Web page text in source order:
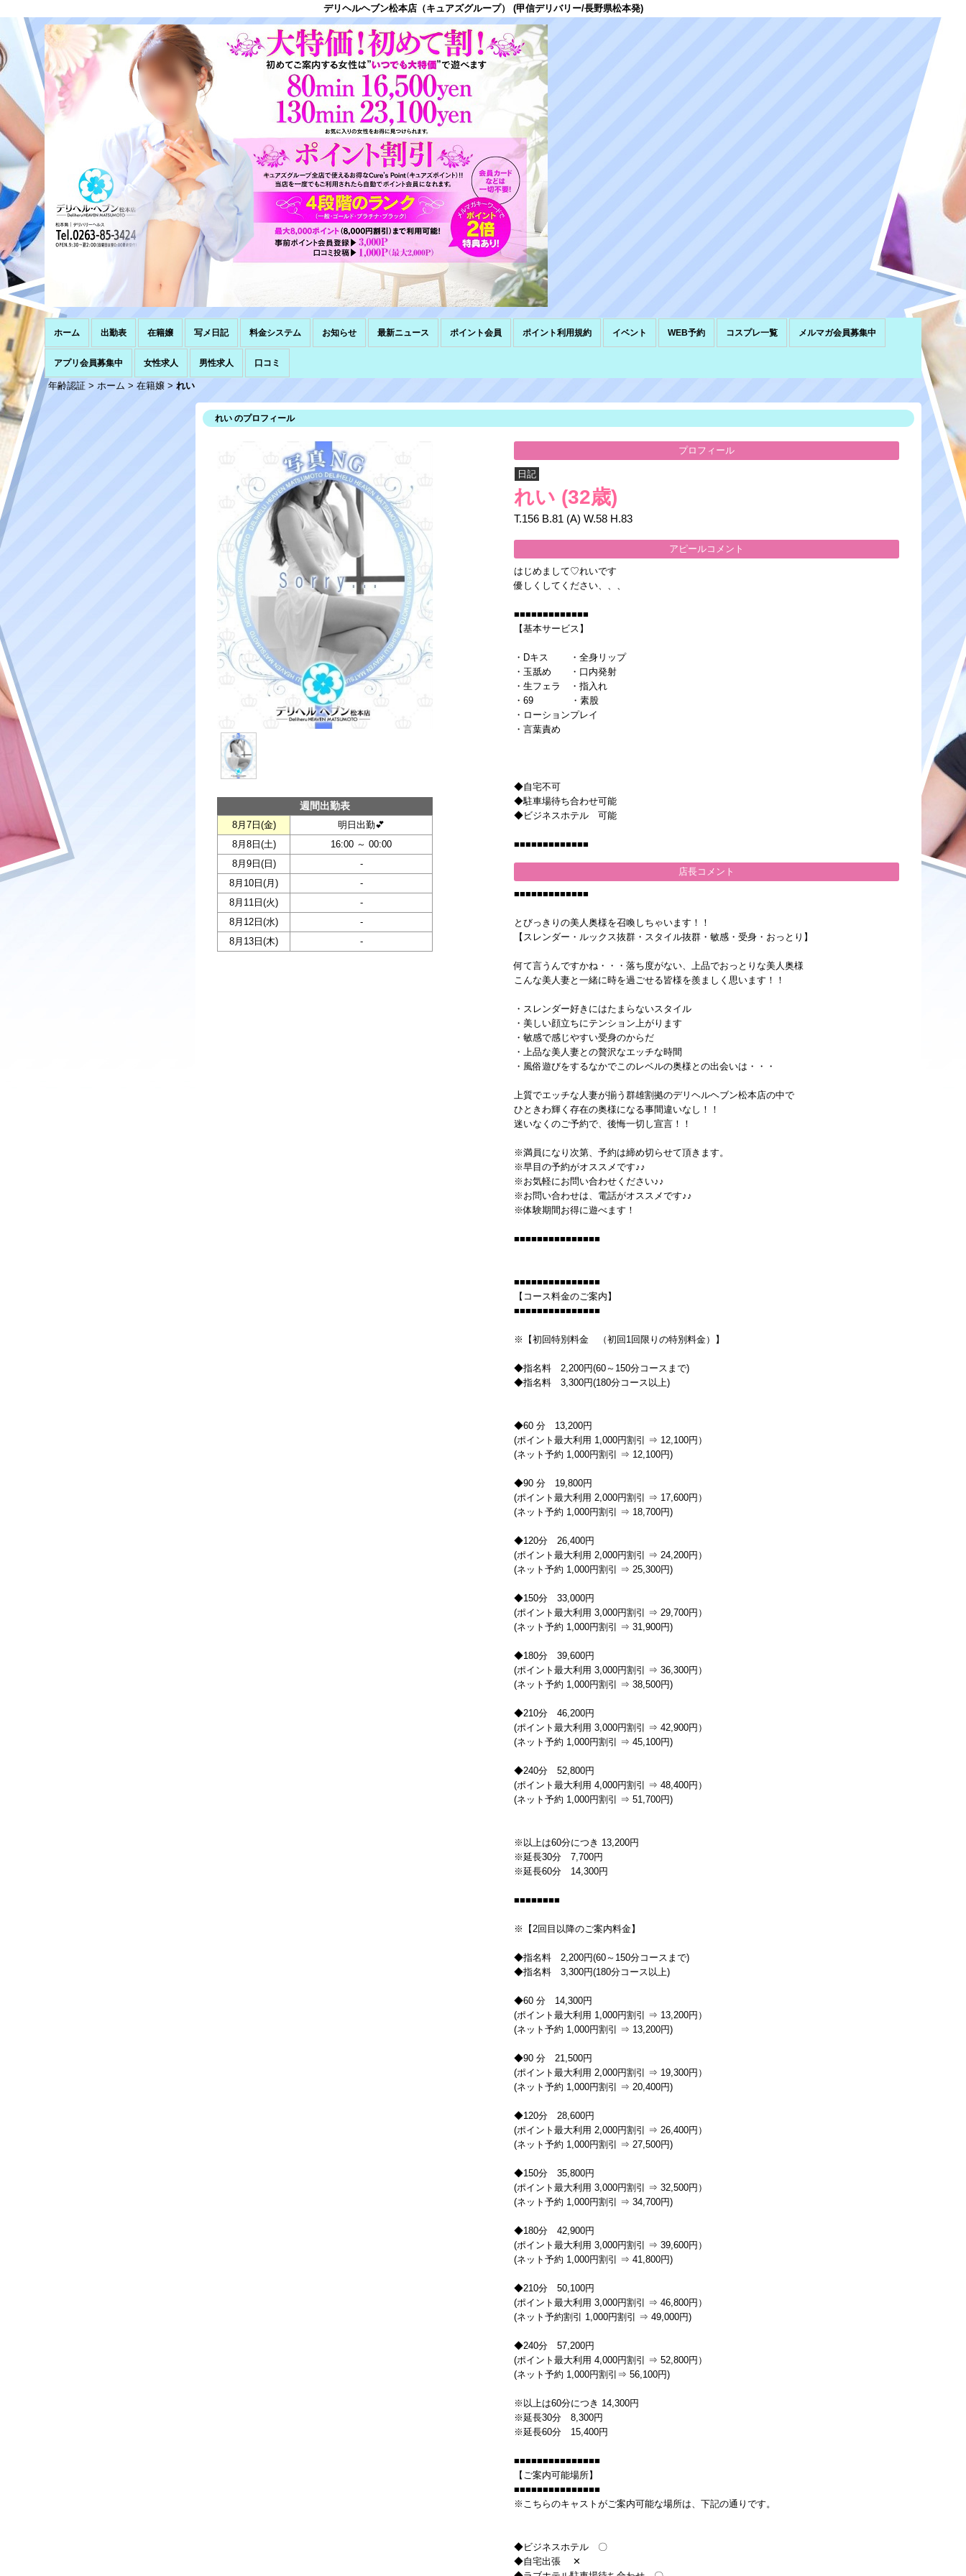
デリヘルヘブン松本店（キュアズグループ） (甲信デリバリー/長野県松本発)
ホーム 出勤表 在籍嬢 写メ日記 料金システム お知らせ 最新ニュース ポイント会員 ポイント利用規約 イベント WEB予約 コスプレ一覧 メルマガ会員募集中
アプリ会員募集中 女性求人 男性求人 口コミ
年齢認証 > ホーム > 在籍嬢 > れい
れい のプロフィール
週間出勤表
8月7日(金)
明日出勤💕
8月8日(土)
16:00 ～ 00:00
8月9日(日 )
-
8月10日(月 )
-
8月11日(火)
-
8月12日(水)
-
8月13日(木) -
プロフィール
日記
れい (32歳)
T.156 B.81 (A) W.58 H.83
アピールコメント
はじめまして♡れいです
優しくしてください、、、
■■■■■■■■■■■■■
【基本サービス】
・Dキス ・全身リップ
・玉舐め ・口内発射
・生フェラ ・指入れ
・69 ・素股
・ローションプレイ
・言葉責め
◆自宅不可
◆駐車場待ち合わせ可能
◆ビジネスホテル 可能
■■■■■■■■■■■■■
店長コメント
■■■■■■■■■■■■■
とびっきりの美人奥様を召喚しちゃいます！！
【スレンダー・ルックス抜群・スタイル抜群・敏感・受身・おっとり】
何て言うんですかね・・・落ち度がない、上品でおっとりな美人奥様
こんな美人妻と一緒に時を過ごせる皆様を羨ましく思います！！
・スレンダー好きにはたまらないスタイル
・美しい顔立ちにテンション上がります
・敏感で感じやすい受身のからだ
・上品な美人妻との贅沢なエッチな時間
・風俗遊びをするなかでこのレベルの奥様との出会いは・・・
上質でエッチな人妻が揃う群雄割拠のデリヘルヘブン松本店の中で
ひときわ輝く存在の奥様になる事間違いなし！！
迷いなくのご予約で、後悔一切し宣言！！
※満員になり次第、予約は締め切らせて頂きます。
※早目の予約がオススメです♪♪
※お気軽にお問い合わせください♪♪
※お問い合わせは、電話がオススメです♪♪
※体験期間お得に遊べます！
■■■■■■■■■■■■■■■
■■■■■■■■■■■■■■■
【コース料金のご案内】
■■■■■■■■■■■■■■■
※【初回特別料金 （初回1回限りの特別料金）】
◆指名料 2,200円(60～150分コースまで)
◆指名料 3,300円(180分コース以上)
◆60 分 13,200円
(ポイント最大利用 1,000円割引 ⇒ 12,100円）
(ネット予約 1,000円割引 ⇒ 12,100円)
◆90 分 19,800円
(ポイント最大利用 2,000円割引 ⇒ 17,600円）
(ネット予約 1,000円割引 ⇒ 18,700円)
◆120分 26,400円
(ポイント最大利用 2,000円割引 ⇒ 24,200円）
(ネット予約 1,000円割引 ⇒ 25,300円)
◆150分 33,000円
(ポイント最大利用 3,000円割引 ⇒ 29,700円）
(ネット予約 1,000円割引 ⇒ 31,900円)
◆180分 39,600円
(ポイント最大利用 3,000円割引 ⇒ 36,300円）
(ネット予約 1,000円割引 ⇒ 38,500円)
◆210分 46,200円
(ポイント最大利用 3,000円割引 ⇒ 42,900円）
(ネット予約 1,000円割引 ⇒ 45,100円)
◆240分 52,800円
(ポイント最大利用 4,000円割引 ⇒ 48,400円）
(ネット予約 1,000円割引 ⇒ 51,700円)
※以上は60分につき 13,200円
※延長30分 7,700円
※延長60分 14,300円
■■■■■■■■
※【2回目以降のご案内料金】
◆指名料 2,200円(60～150分コースまで)
◆指名料 3,300円(180分コース以上)
◆60 分 14,300円
(ポイント最大利用 1,000円割引 ⇒ 13,200円）
(ネット予約 1,000円割引 ⇒ 13,200円)
◆90 分 21,500円
(ポイント最大利用 2,000円割引 ⇒ 19,300円）
(ネット予約 1,000円割引 ⇒ 20,400円)
◆120分 28,600円
(ポイント最大利用 2,000円割引 ⇒ 26,400円）
(ネット予約 1,000円割引 ⇒ 27,500円)
◆150分 35,800円
(ポイント最大利用 3,000円割引 ⇒ 32,500円）
(ネット予約 1,000円割引 ⇒ 34,700円)
◆180分 42,900円
(ポイント最大利用 3,000円割引 ⇒ 39,600円）
(ネット予約 1,000円割引 ⇒ 41,800円)
◆210分 50,100円
(ポイント最大利用 3,000円割引 ⇒ 46,800円）
(ネット予約割引 1,000円割引 ⇒ 49,000円)
◆240分 57,200円
(ポイント最大利用 4,000円割引 ⇒ 52,800円）
(ネット予約 1,000円割引⇒ 56,100円)
※以上は60分につき 14,300円
※延長30分 8,300円
※延長60分 15,400円
■■■■■■■■■■■■■■■
【ご案内可能場所】
■■■■■■■■■■■■■■■
※こちらのキャストがご案内可能な場所は、下記の通りです。
◆ビジネスホテル 〇
◆自宅出張 ✕